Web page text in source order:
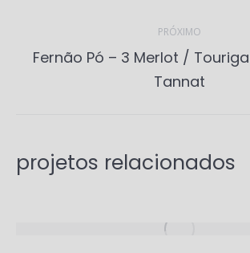
PRÓXIMO
Next
project:
Fernão Pó – 3 Merlot /
Tannat
projetos relacionados